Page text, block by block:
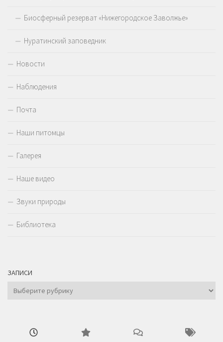
Биосферный резерват «Нижегородское Заволжье»
Нуратинский заповедник
Новости
Наблюдения
Почта
Наши питомцы
Галерея
Наше видео
Звуки природы
Библиотека
ЗАПИСИ
Записи